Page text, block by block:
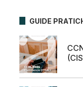
GUIDE